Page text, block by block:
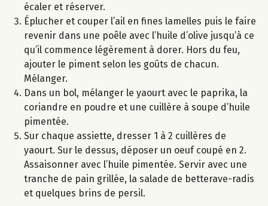
écaler et réserver.
Éplucher et couper l’ail en fines lamelles puis le faire
revenir dans une poêle avec l’huile d’olive jusqu’à ce
qu’il commence légèrement à dorer. Hors du feu,
ajouter le piment selon les goûts de chacun.
Mélanger.
Dans un bol, mélanger le yaourt avec le paprika, la
coriandre en poudre et une cuillère à soupe d’huile
pimentée.
Sur chaque assiette, dresser 1 à 2 cuillères de
yaourt. Sur le dessus, déposer un oeuf coupé en 2.
Assaisonner avec l’huile pimentée. Servir avec une
tranche de pain grillée, la salade de betterave-radis
et quelques brins de persil.